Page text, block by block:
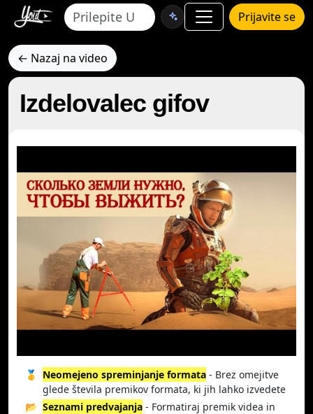
Prijavite se
← Nazaj na video
Izdelovalec gifov
🥇 Neomejeno spreminjanje formata - Brez omejitve
glede števila premikov formata, ki jih lahko izvedete
📂 Seznami predvajanja - Formatiraj premik videa in